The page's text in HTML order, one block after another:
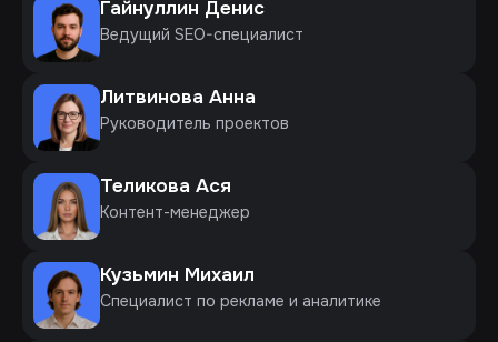
Гайнуллин Денис
Ведущий SEO-специалист
Литвинова Анна
Руководитель проектов
Теликова Ася
Контент-менеджер
Кузьмин Михаил
Специалист по рекламе и аналитике